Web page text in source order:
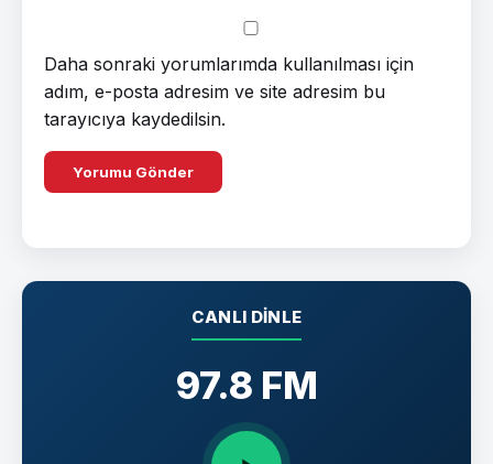
Daha sonraki yorumlarımda kullanılması için
adım, e-posta adresim ve site adresim bu
tarayıcıya kaydedilsin.
CANLI DINLE
97.8 FM